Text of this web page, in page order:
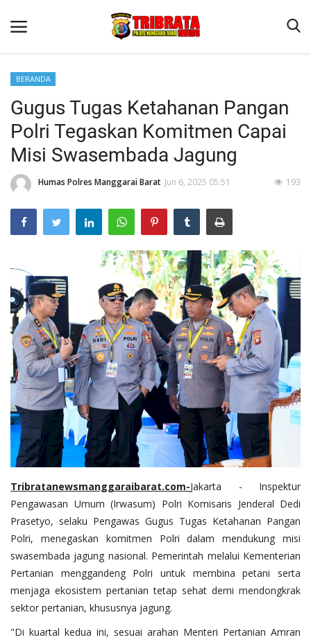
Beranda
Binkam
Terms & Conditions
Reskrim
Lantas
Polisi Kita
Giat Ops
BERANDA
Gugus Tugas Ketahanan Pangan
Polri Tegaskan Komitmen Capai
Misi Swasembada Jagung
Humas Polres Manggarai Barat Jun 6, 2025 05:51 193
Tribratanewsmanggaraibarat.com-Jakarta - Inspektur
Pengawasan Umum (Irwasum) Polri Komisaris Jenderal Dedi
Prasetyo, selaku Pengawas Gugus Tugas Ketahanan Pangan
Polri, menegaskan komitmen Polri dalam mendukung misi
swasembada jagung nasional. Pemerintah melalui Kementerian
Pertanian menggandeng Polri untuk membina petani serta
menjaga ekosistem pertanian tetap sehat demi mendongkrak
sektor pertanian, khususnya jagung.
"Di kuartal kedua ini, sesuai arahan Menteri Pertanian Amran